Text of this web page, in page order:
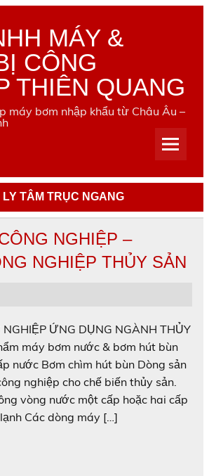
MÁY &
CÔNG
THIÊN QUANG
máy bơm nhập khẩu từ Châu Âu –
LY TÂM TRỤC NGANG
NGHIỆP –
NGHIỆP THỦY SẢN
NGHIỆP ỨNG DỤNG NGÀNH THỦY
máy bơm nước & bơm hút bùn
nước Bơm chìm hút bùn Dòng sản
nghiệp cho chế biến thủy sản.
vòng nước một cấp hoặc hai cấp
Các dòng máy […]